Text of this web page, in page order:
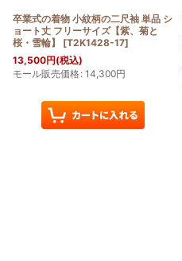
卒業式の着物 小紋柄の二尺袖 単品 シ
ョート丈 フリーサイズ【紫、菊と
桜・雪輪】
[T2K1428-17]
13,500円(税込)
モール販売価格: 14,300円